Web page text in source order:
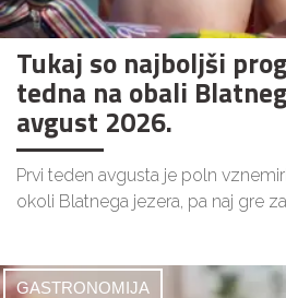
Tukaj so najboljši
tedna na obali
avgust 2026.
Prvi teden avgusta je poln
okoli Blatnega jezera, pa naj gre za
GASTRONOMIJA